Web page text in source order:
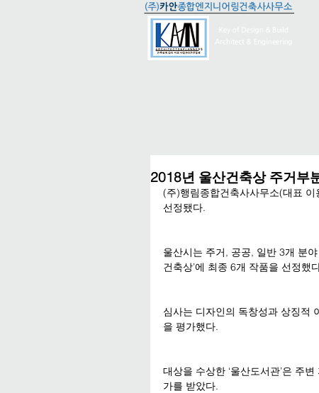
2018년 울산건축상 주거부
(주)행림종합건축사사무소(대표 이
선정됐다.
울산시는 주거, 공공, 일반 3개 분
건축상’에 최종 6개 작품을 선정했
심사는 디자인의 독창성과 상징적
을 평가했다.
대상을 수상한 ‘울산도서관’은 주
가를 받았다.